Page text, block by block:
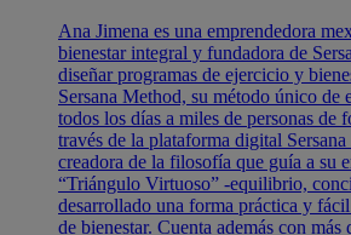
Ana Jimena es una emprendedora
bienestar integral y fundadora de
diseñar programas de ejercicio y
Sersana Method, su método único
todos los días a miles de personas de
través de la plataforma digital
creadora de la filosofía que guía a su
“Triángulo Virtuoso” -equilibrio,
desarrollado una forma práctica y
de bienestar. Cuenta además con más